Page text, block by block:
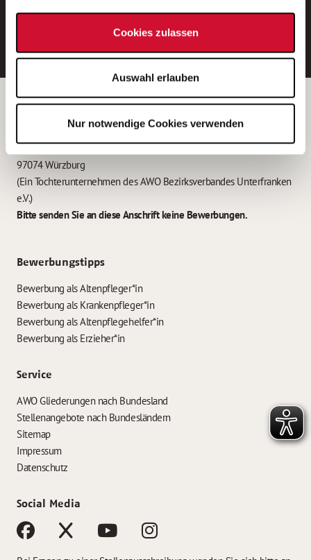
Cookies zulassen
Auswahl erlauben
Nur notwendige Cookies verwenden
E-Mail-Adresse eintragen
Betreiber der Webseite
Garitz Bewirtschaftungsbetriebe GmbH
Kantstraße 45a
97074 Würzburg
(Ein Tochterunternehmen des AWO Bezirksverbandes Unterfranken
e.V.)
Bitte senden Sie an diese Anschrift keine Bewerbungen.
Bewerbungstipps
Bewerbung als Altenpfleger*in
Bewerbung als Krankenpfleger*in
Bewerbung als Altenpflegehelfer*in
Bewerbung als Erzieher*in
Service
AWO Gliederungen nach Bundesland
Stellenangebote nach Bundesländern
Sitemap
Impressum
Datenschutz
Social Media